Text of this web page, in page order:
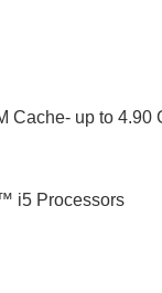
Cache- up to 4.90
i5 Processors